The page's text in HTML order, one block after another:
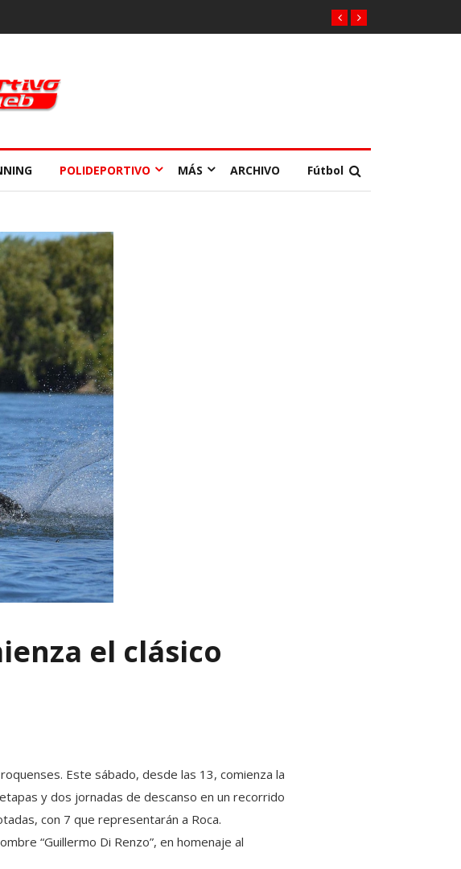
POLIDEPORTIVO MÁS ARCHIVO Fútbol
el clásico
Este sábado, desde las 13, comienza la
y dos jornadas de descanso en un recorrido
con 7 que representarán a Roca.
“Guillermo Di Renzo”, en homenaje al